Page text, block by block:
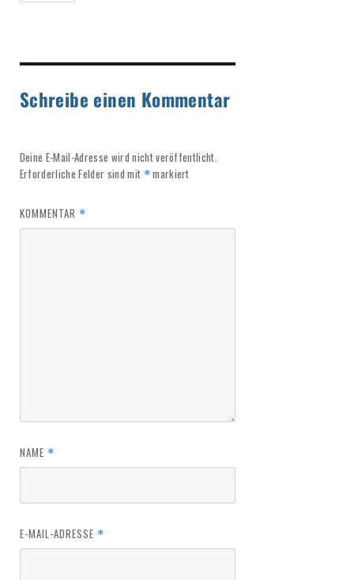
Schreibe einen Kommentar
Deine E-Mail-Adresse wird nicht veröffentlicht.
Erforderliche Felder sind mit *markiert
KOMMENTAR *
NAME *
E-MAIL-ADRESSE *